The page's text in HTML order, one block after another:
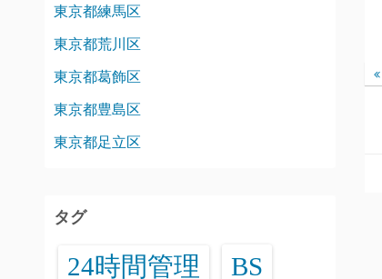
東京都練馬区
東京都荒川区
東京都葛飾区
東京都豊島区
東京都足立区
タグ
24時間管理 BS